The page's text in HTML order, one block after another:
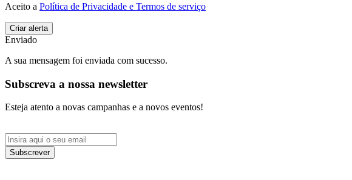
Aceito a Política de Privacidade e Termos de serviço
Enviado
A sua mensagem foi enviada com sucesso.
Subscreva a nossa newsletter
Esteja atento a novas campanhas e a novos eventos!